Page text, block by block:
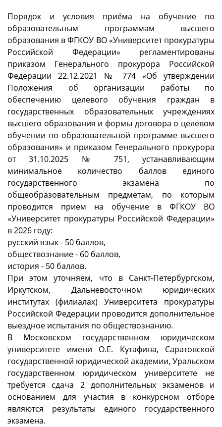
Порядок и условия приёма на обучение по
образовательным программам высшего
образования в ФГКОУ ВО «Университет прокуратуры
Российской Федерации» регламентированы
приказом Генерального прокурора Российской
Федерации 22.12.2021 № 774 «Об утверждении
Положения об организации работы по
обеспечению целевого обучения граждан в
государственных образовательных учреждениях
высшего образования и формы договора о целевом
обучении по образовательной программе высшего
образования» и приказом Генерального прокурора
от 31.10.2025 № 751, устанавливающим
минимальное количество баллов единого
государственного экзамена по
общеобразовательным предметам, по которым
проводится прием на обучение в ФГКОУ ВО
«Университет прокуратуры Российской Федерации»
в 2026 году:
русский язык - 50 баллов,
обществознание - 60 баллов,
история - 50 баллов.
При этом уточняем, что в Санкт-Петербургском,
Иркутском, Дальневосточном юридических
институтах (филиалах) Университета прокуратуры
Российской Федерации проводится дополнительное
выездное испытания по обществознанию.
В Московском государственном юридическом
университете имени О.Е. Кутафина, Саратовской
государственной юридической академии, Уральском
государственном юридическом университете не
требуется сдача 2 дополнительных экзаменов и
основанием для участия в конкурсном отборе
являются результаты единого государственного
экзамена.